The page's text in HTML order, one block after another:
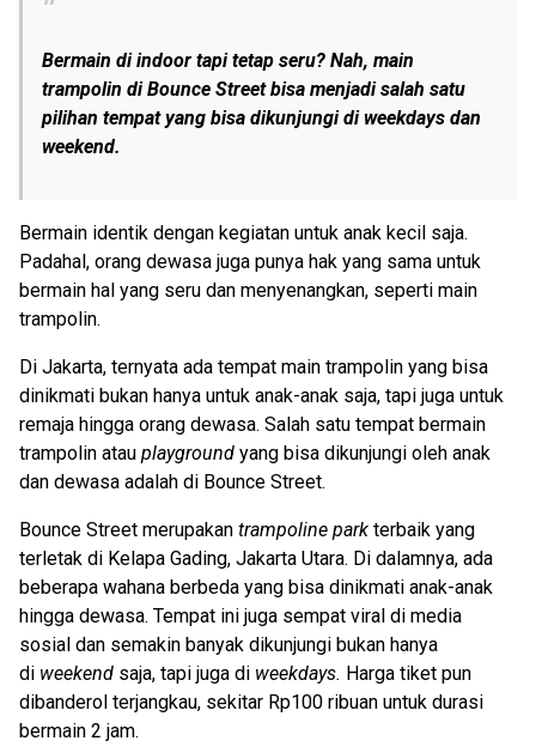
Bermain di indoor tapi tetap seru? Nah, main
trampolin di Bounce Street bisa menjadi salah satu
pilihan tempat yang bisa dikunjungi di weekdays dan
weekend.
Bermain identik dengan kegiatan untuk anak kecil saja.
Padahal, orang dewasa juga punya hak yang sama untuk
bermain hal yang seru dan menyenangkan, seperti main
trampolin.
Di Jakarta, ternyata ada tempat main trampolin yang bisa
dinikmati bukan hanya untuk anak-anak saja, tapi juga untuk
remaja hingga orang dewasa. Salah satu tempat bermain
trampolin atau playground yang bisa dikunjungi oleh anak
dan dewasa adalah di Bounce Street.
Bounce Street merupakan trampoline park terbaik yang
terletak di Kelapa Gading, Jakarta Utara. Di dalamnya, ada
beberapa wahana berbeda yang bisa dinikmati anak-anak
hingga dewasa. Tempat ini juga sempat viral di media
sosial dan semakin banyak dikunjungi bukan hanya
di weekend saja, tapi juga di weekdays. Harga tiket pun
dibanderol terjangkau, sekitar Rp100 ribuan untuk durasi
bermain 2 jam.